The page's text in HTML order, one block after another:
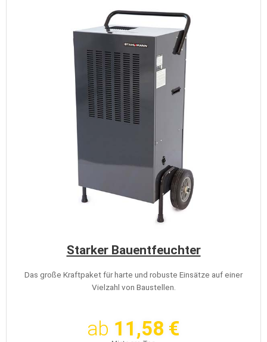
Starker Bauentfeuchter
Das große Kraftpaket für harte und robuste Einsätze auf einer
Vielzahl von Baustellen.
ab 11,58 €